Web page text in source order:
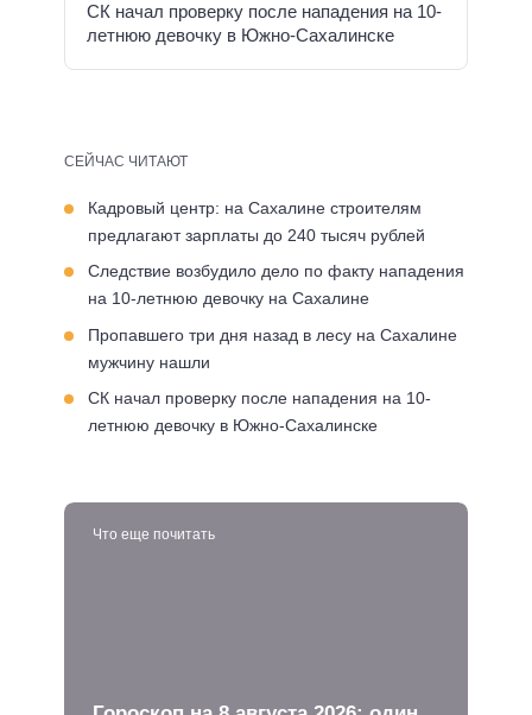
СК начал проверку после нападения на 10-
летнюю девочку в Южно-Сахалинске
СЕЙЧАС ЧИТАЮТ
Кадровый центр: на Сахалине строителям
предлагают зарплаты до 240 тысяч рублей
Следствие возбудило дело по факту нападения
на 10-летнюю девочку на Сахалине
Пропавшего три дня назад в лесу на Сахалине
мужчину нашли
СК начал проверку после нападения на 10-
летнюю девочку в Южно-Сахалинске
Что еще почитать